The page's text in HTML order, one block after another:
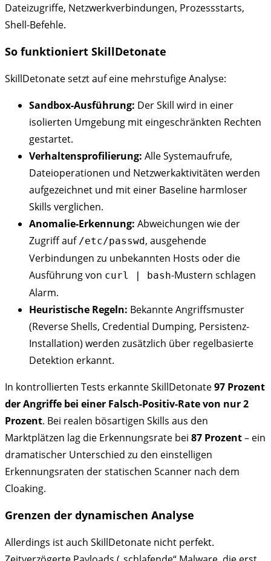
Dateizugriffe, Netzwerkverbindungen, Prozessstarts,
Shell-Befehle.
So funktioniert SkillDetonate
SkillDetonate setzt auf eine mehrstufige Analyse:
Sandbox-Ausführung: Der Skill wird in einer
isolierten Umgebung mit eingeschränkten Rechten
gestartet.
Verhaltensprofilierung: Alle Systemaufrufe,
Dateioperationen und Netzwerkaktivitäten werden
aufgezeichnet und mit einer Baseline harmloser
Skills verglichen.
Anomalie-Erkennung: Abweichungen wie der
Zugriff auf /etc/passwd, ausgehende
Verbindungen zu unbekannten Hosts oder die
Ausführung von curl | bash-Mustern schlagen
Alarm.
Heuristische Regeln: Bekannte Angriffsmuster
(Reverse Shells, Credential Dumping, Persistenz-
Installation) werden zusätzlich über regelbasierte
Detektion erkannt.
In kontrollierten Tests erkannte SkillDetonate97 Prozent
der Angriffe bei einer Falsch-Positiv-Rate von nur 2
Prozent. Bei realen bösartigen Skills aus den
Marktplätzen lag die Erkennungsrate bei 87 Prozent– ein
dramatischer Unterschied zu den einstelligen
Erkennungsraten der statischen Scanner nach dem
Cloaking.
Grenzen der dynamischen Analyse
Allerdings ist auch SkillDetonate nicht perfekt.